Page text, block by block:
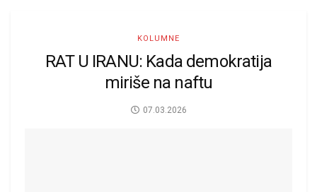
KOLUMNE
RAT U IRANU: Kada demokratija
miriše na naftu
07.03.2026